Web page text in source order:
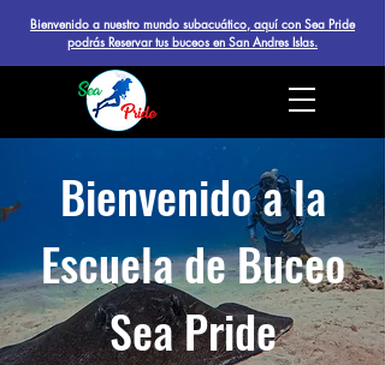
Bienvenido a nuestro mundo subacuático, aquí con Sea Pride
podrás Reservar tus buceos en San Andres Islas.
Bienvenido a la
Escuela de Buceo
Sea Pride